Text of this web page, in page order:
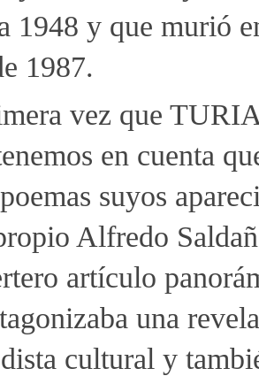
1948 y que murió
1987.
vez que
en cuenta
suyos
Alfredo
artículo
una
cultural y